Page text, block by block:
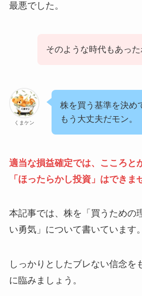
最悪でした。
そのような時代もあった
くまケン
株を買う基準を決め
もう大丈夫だモン。
適当な損益確定では、こころと
「ほったらかし投資」はできま
本記事では、株を「買うための
い勇気」について書いています。
しっかりとしたブレない信念を
に臨みましょう。